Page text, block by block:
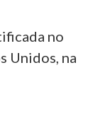
no
Unidos, na